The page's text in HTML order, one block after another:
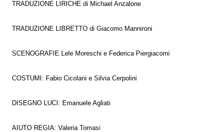
TRADUZIONE LIRICHE di Michael Anzalone
TRADUZIONE LIBRETTO di Giacomo Mannironi
SCENOGRAFIE Lele Moreschi e Federica Piergiacomi
COSTUMI: Fabio Cicolani e Silvia Cerpolini
DISEGNO LUCI: Emanuele Agliati
AIUTO REGIA: Valeria Tomasi